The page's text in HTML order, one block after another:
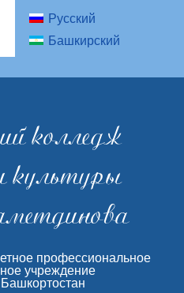
Русский
Башкирский
колледж
культуры
профессиональное
учреждение